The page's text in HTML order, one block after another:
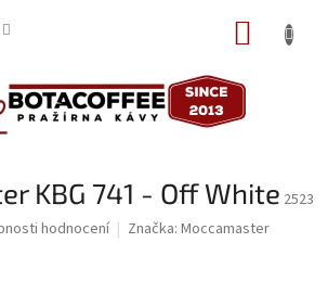
KBG 741 - Off White 2523
hodnocení Značka: Moccamaster